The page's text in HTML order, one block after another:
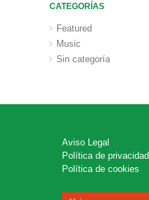
CATEGORÍAS
Featured
Music
Sin categoría
Aviso Legal
Política de privacidad
Política de cookies